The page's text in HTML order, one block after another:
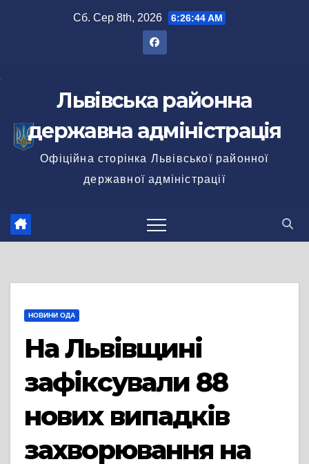
Сб. Сер 8th, 2026 6:26:44 AM
Львівська районна
державна адміністрація
Офіційна сторінка Львівської районної
державної адміністрації
НОВИНИ ОДА
На Львівщині
зафіксували 88
нових випадків
захворювання на